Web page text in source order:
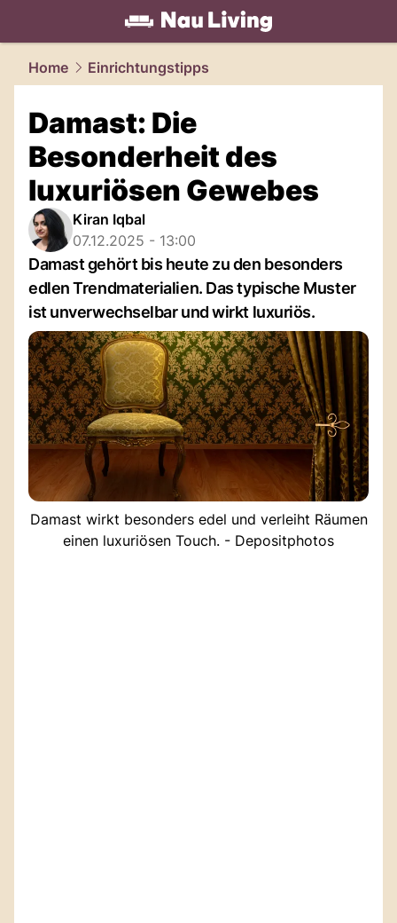
living.NAU.ch
Home Einrichtungstipps
Damast: Die
Besonderheit des
luxuriösen Gewebes
Kiran Iqbal
07.12.2025 - 13:00
Damast gehört bis heute zu den besonders
edlen Trendmaterialien. Das typische Muster
ist unverwechselbar und wirkt luxuriös.
Damast wirkt besonders edel und verleiht Räumen
einen luxuriösen Touch. - Depositphotos